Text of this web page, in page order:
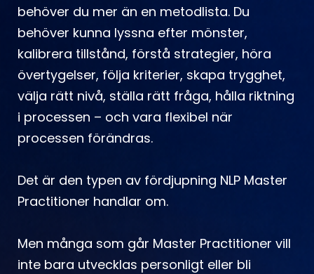
behöver du mer än en metodlista. Du
behöver kunna lyssna efter mönster,
kalibrera tillstånd, förstå strategier, höra
övertygelser, följa kriterier, skapa trygghet,
välja rätt nivå, ställa rätt fråga, hålla riktning
i processen – och vara flexibel när
processen förändras.
Det är den typen av fördjupning NLP Master
Practitioner handlar om.
Men många som går Master Practitioner vill
inte bara utvecklas personligt eller bli